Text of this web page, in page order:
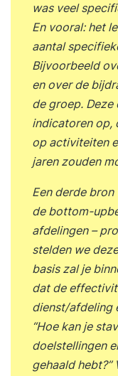
was veel
En vooral: het
aantal
Bijvoorbeeld
en over de
de groep.
indicatoren op,
op activiteiten
jaren zouden
Een derde
de bottom-
afdelingen –
stelden we
basis zal je
dat de
dienst/afdeling
“Hoe kan je
doelstellingen
gehaald